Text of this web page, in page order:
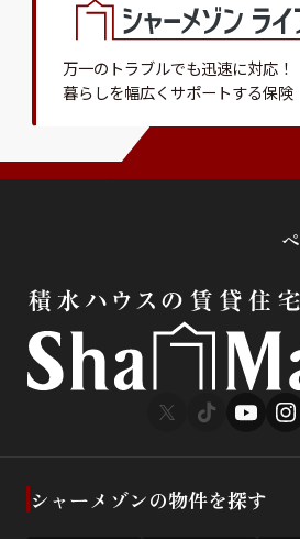
万一のトラブルでも迅速に対応！
暮らしを幅広くサポートする保険
ペ
シャーメゾンの物件を探す